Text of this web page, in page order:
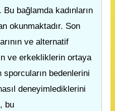
bağlamda kadınların
okunmaktadır. Son
ve alternatif
ve erkekliklerin ortaya
sporcuların bedenlerini
deneyimlediklerini
bu